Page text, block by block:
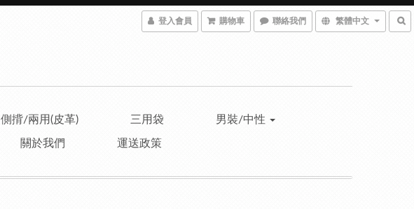
登入會員 購物車 聯絡我們 繁體中文
側揹/兩用(皮革) 三用袋 男裝/中性
關於我們 運送政策